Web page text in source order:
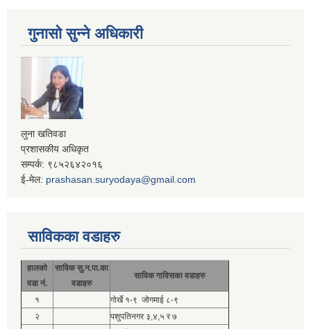
गुनासो सुन्ने अधिकारी
लुना खतिवडा
प्रशासकीय अधिकृत
सम्पर्क: ९८५२६४२०१६
ई-मेल: prashasan.suryodaya@gmail.com
साविकका वडाहरु
हालको
वडा नं.
साविक सु.न.पा.का
वडाहरु
साविक गाविसका वडाहरु
१
गोर्खे १-९ जोगमाई ८-९
२
पशुपतिनगर ३,४,५ र ७